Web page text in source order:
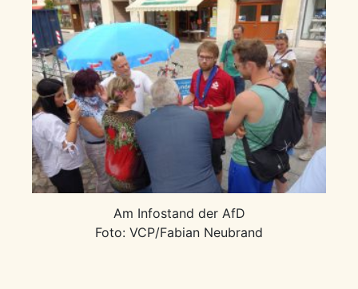
Am Infostand der AfD
Foto: VCP/Fabian Neubrand